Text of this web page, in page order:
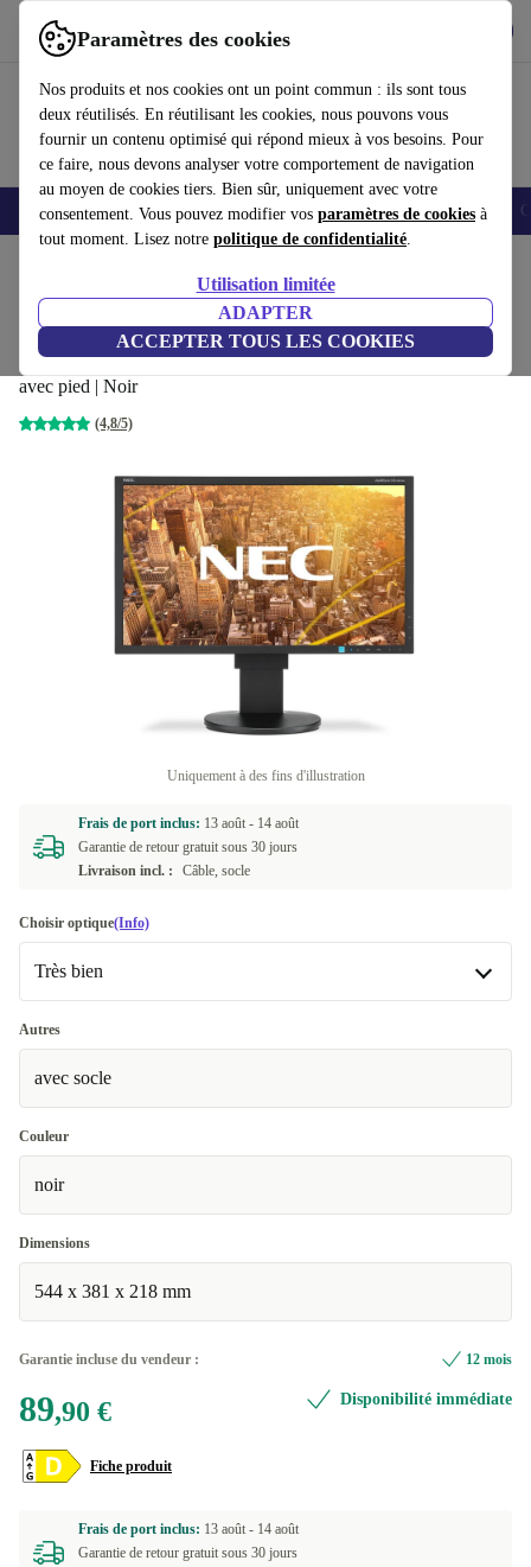
Paramètres des cookies
Nos produits et nos cookies ont un point commun : ils sont tous
deux réutilisés. En réutilisant les cookies, nous pouvons vous
fournir un contenu optimisé qui répond mieux à vos besoins. Pour
ce faire, nous devons analyser votre comportement de navigation
au moyen de cookies tiers. Bien sûr, uniquement avec votre
consentement. Vous pouvez modifier vos paramètres de cookies à
tout moment. Lisez notre politique de confidentialité.
Utilisation limitée
ADAPTER
ACCEPTER TOUS LES COOKIES
Utilisez refurbed rapidement et facilement
Smartphones Laptops Tablettes Montres connectées Accessoires
NEC MultiSync EA234WMI | 23-
pouces
avec pied | Noir
(4,8/5)
89,90 €
Uniquement à des fins d'illustration
Frais de port inclus: 13 août - 14 août
Garantie de retour gratuit sous 30 jours
Livraison incl. :
Câble, socle
Choisir optique(Info)
Très bien
Très bien
Excellent
Autres
avec socle
Couleur
noir
Dimensions
544 x 381 x 218 mm
Garantie incluse du vendeur : 12 mois
89,90 € Disponibilité immédiate
Fiche produit
Frais de port inclus: 13 août - 14 août
Garantie de retour gratuit sous 30 jours